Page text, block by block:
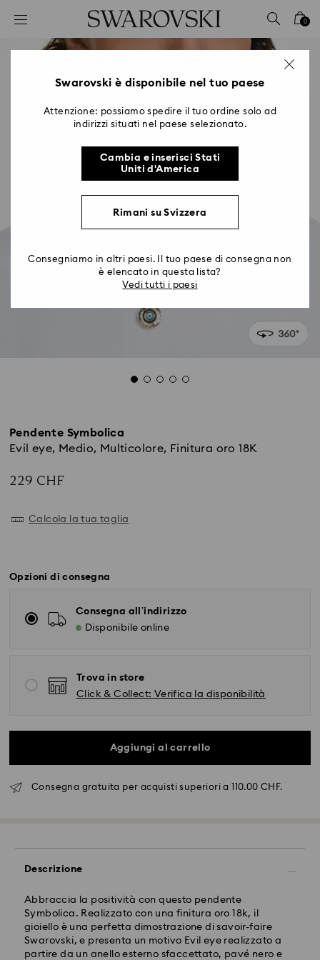
Accesskeys list
0 - Header
2 - Footer
0
Pendente Symbolica
Evil eye, Medio, Multicolore, Finitura oro 18K
229 CHF
Calcola la tua taglia
Opzioni di consegna
Consegna all’indirizzo
Disponibile online
Trova in store
Click & Collect: Verifica la disponibilità
Aggiungi al carrello
Consegna gratuita per acquisti superiori a 110.00 CHF.
Descrizione
Abbraccia la positività con questo pendente
Symbolica. Realizzato con una finitura oro 18k, il
gioiello è una perfetta dimostrazione di savoir-faire
Swarovski, e presenta un motivo Evil eye realizzato a
partire da un anello esterno sfaccettato, pavé nero e
Spedizione standard - SwissPost
Gli ordini inoltrati dal lunedì al venerdì entro le ore
17:00 CET verranno elaborati e spediti lo stesso giorno
lavorativo.
Tempi di spedizione: 2 giorni lavorativi dopo
dal’elaborazione e spedizione
Swarovski è disponibile nel tuo paese
Attenzione: possiamo spedire il tuo ordine solo ad
indirizzi situati nel paese selezionato.
Cambia e inserisci Stati
Uniti d'America
Rimani su Svizzera
Consegniamo in altri paesi. Il tuo paese di consegna non
è elencato in questa lista?
Vedi tutti i paesi